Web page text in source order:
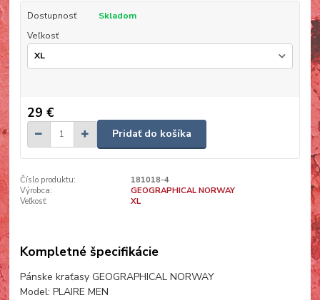
Dostupnosť
Skladom
Veľkosť
29 €
Pridať do košíka
Číslo produktu:
181018-4
Výrobca:
GEOGRAPHICAL NORWAY
Veľkosť:
XL
Kompletné špecifikácie
Pánske kraťasy GEOGRAPHICAL NORWAY
Model: PLAIRE MEN